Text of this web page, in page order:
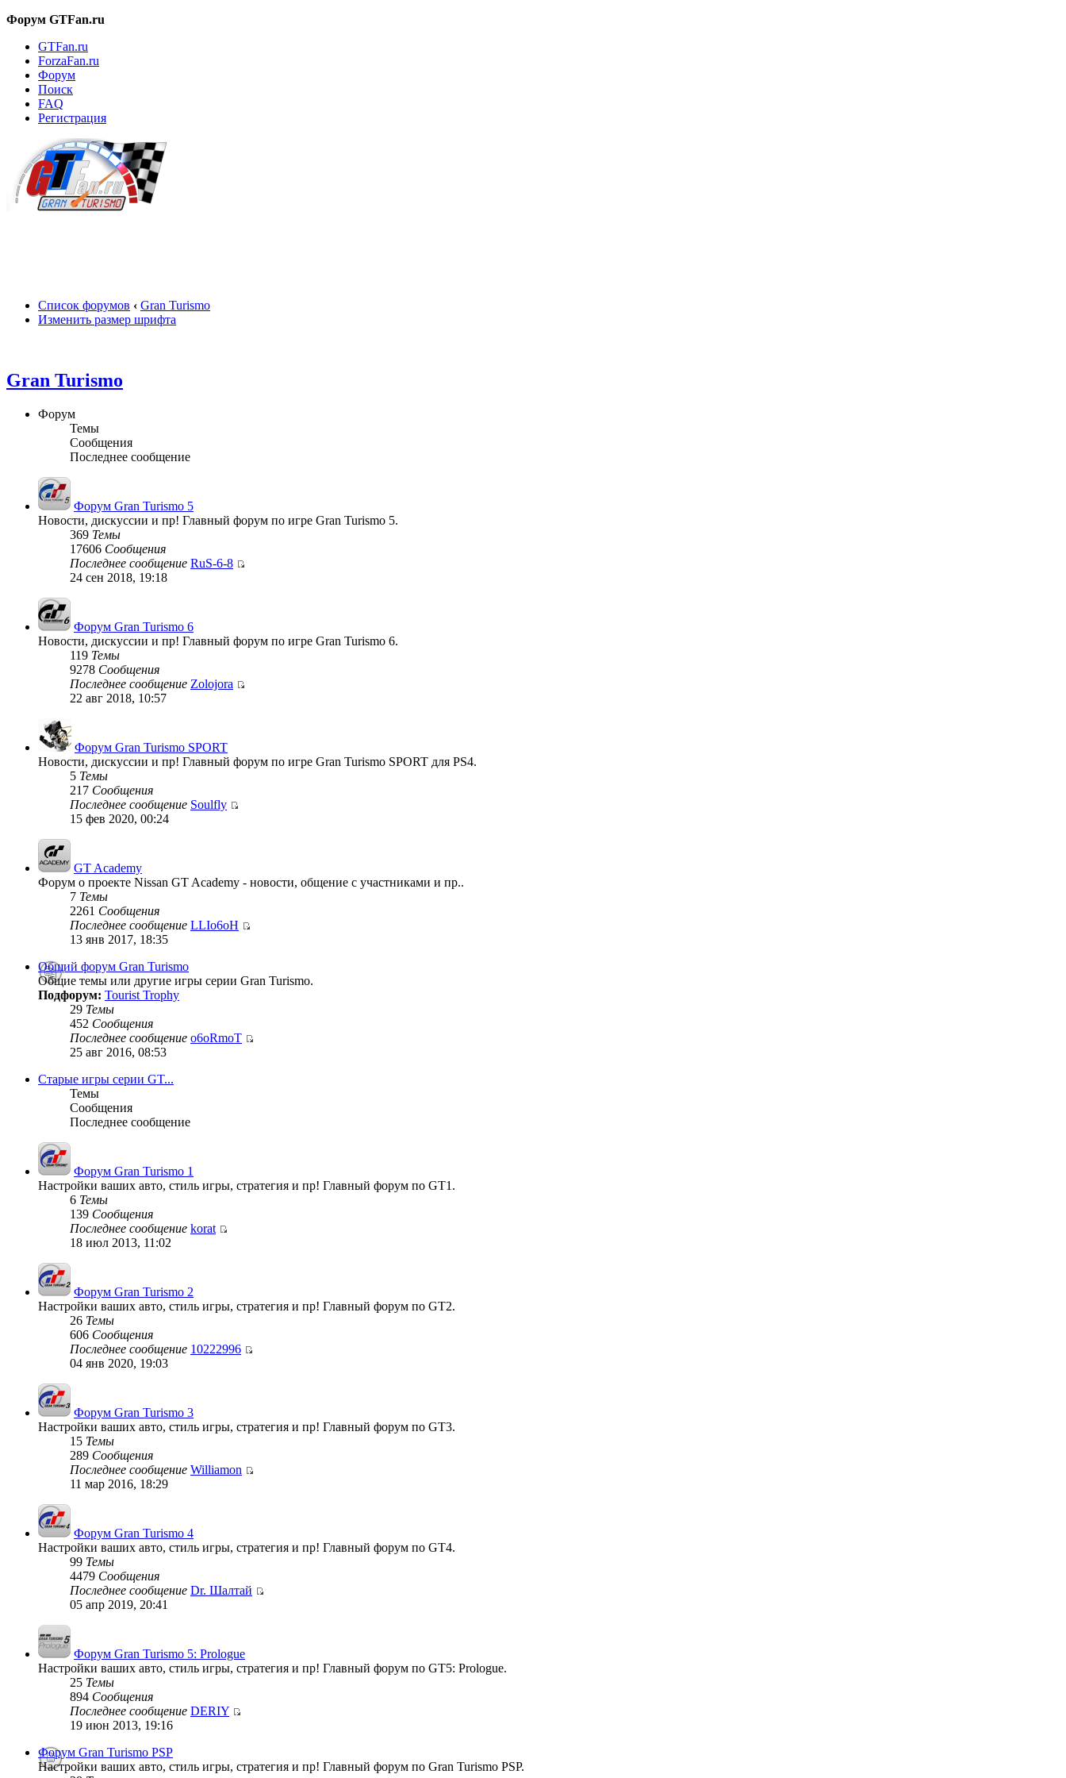
Форум GTFan.ru
GTFan.ru
ForzaFan.ru
Форум
Поиск
FAQ
Регистрация
Список форумов ‹ Gran Turismo
Изменить размер шрифта
Gran Turismo
Форум
Темы
Сообщения
Последнее сообщение
Форум Gran Turismo 5
Новости, дискуссии и пр! Главный форум по игре Gran Turismo 5.
369 Темы
17606 Сообщения
Последнее сообщение RuS-6-8
24 сен 2018, 19:18
Форум Gran Turismo 6
Новости, дискуссии и пр! Главный форум по игре Gran Turismo 6.
119 Темы
9278 Сообщения
Последнее сообщение Zolojora
22 авг 2018, 10:57
Форум Gran Turismo SPORT
Новости, дискуссии и пр! Главный форум по игре Gran Turismo SPORT для PS4.
5 Темы
217 Сообщения
Последнее сообщение Soulfly
15 фев 2020, 00:24
GT Academy
Форум о проекте Nissan GT Academy - новости, общение с участниками и пр..
7 Темы
2261 Сообщения
Последнее сообщение LLIo6oH
13 янв 2017, 18:35
Общий форум Gran Turismo
Общие темы или другие игры серии Gran Turismo.
Подфорум: Tourist Trophy
29 Темы
452 Сообщения
Последнее сообщение o6oRmoT
25 авг 2016, 08:53
Старые игры серии GT...
Темы
Сообщения
Последнее сообщение
Форум Gran Turismo 1
Настройки ваших авто, стиль игры, стратегия и пр! Главный форум по GT1.
6 Темы
139 Сообщения
Последнее сообщение korat
18 июл 2013, 11:02
Форум Gran Turismo 2
Настройки ваших авто, стиль игры, стратегия и пр! Главный форум по GT2.
26 Темы
606 Сообщения
Последнее сообщение 10222996
04 янв 2020, 19:03
Форум Gran Turismo 3
Настройки ваших авто, стиль игры, стратегия и пр! Главный форум по GT3.
15 Темы
289 Сообщения
Последнее сообщение Williamon
11 мар 2016, 18:29
Форум Gran Turismo 4
Настройки ваших авто, стиль игры, стратегия и пр! Главный форум по GT4.
99 Темы
4479 Сообщения
Последнее сообщение Dr. Шалтай
05 апр 2019, 20:41
Форум Gran Turismo 5: Prologue
Настройки ваших авто, стиль игры, стратегия и пр! Главный форум по GT5: Prologue.
25 Темы
894 Сообщения
Последнее сообщение DERIY
19 июн 2013, 19:16
Форум Gran Turismo PSP
Настройки ваших авто, стиль игры, стратегия и пр! Главный форум по Gran Turismo PSP.